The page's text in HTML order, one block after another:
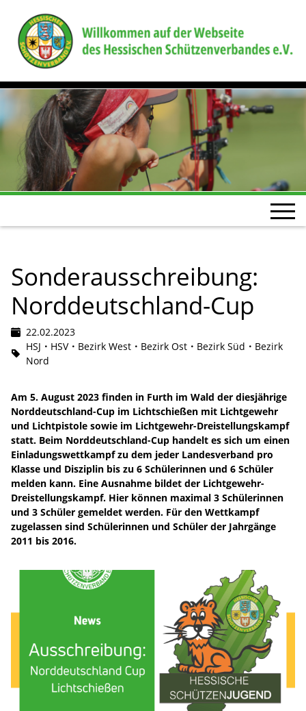
Sonderausschreibung:
Norddeutschland-Cup
22.02.2023
HSJ
HSV Bezirk West Bezirk Ost Bezirk Süd
Bezirk
Nord
Am 5. August 2023 finden in Furth im Wald der diesjährige
Norddeutschland-Cup im Lichtschießen mit Lichtgewehr
und Lichtpistole sowie im Lichtgewehr-Dreistellungskampf
statt. Beim Norddeutschland-Cup handelt es sich um einen
Einladungswettkampf zu dem jeder Landesverband pro
Klasse und Disziplin bis zu 6 Schülerinnen und 6 Schüler
melden kann. Eine Ausnahme bildet der Lichtgewehr-
Dreistellungskampf. Hier können maximal 3 Schülerinnen
und 3 Schüler gemeldet werden. Für den Wettkampf
zugelassen sind Schülerinnen und Schüler der Jahrgänge
2011 bis 2016.